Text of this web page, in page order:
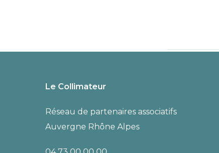
Le Collimateur
Réseau de partenaires associatifs
Auvergne Rhône Alpes